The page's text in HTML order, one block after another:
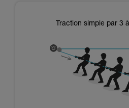
Traction simple par 3